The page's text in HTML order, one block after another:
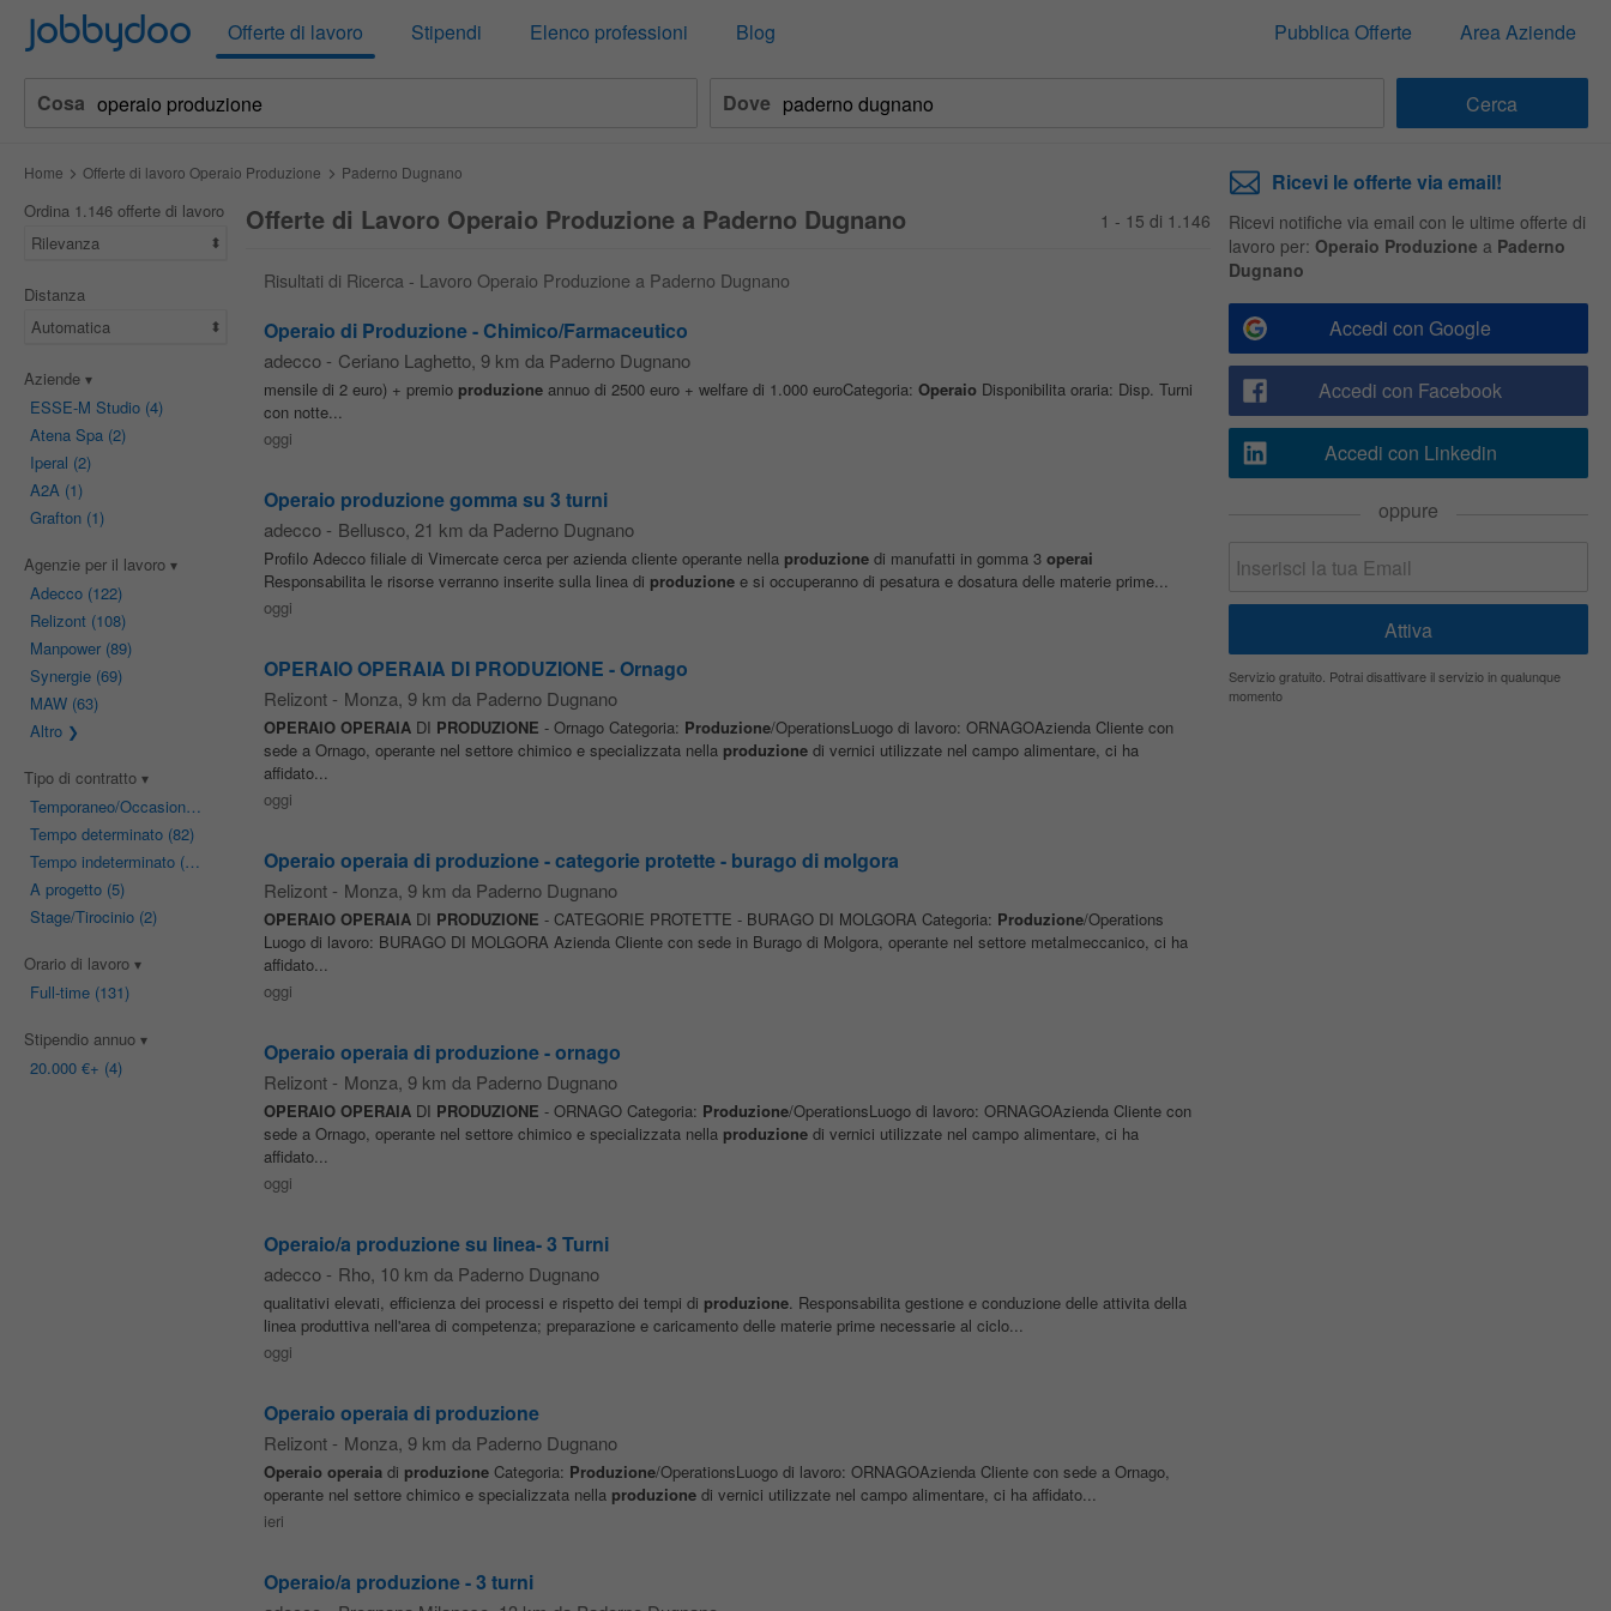
Jobbydoo Offerte di lavoro Stipendi Elenco professioni Blog Pubblica Offerte Area Aziende
Cosa Dove
Home Offerte di lavoro Operaio Produzione Paderno Dugnano
Ordina 1.146 offerte di lavoro
Rilevanza
Distanza
Automatica
Aziende
ESSE-M Studio(4)
Atena Spa(2)
Iperal (2)
A2A(1)
Grafton(1)
Agenzie per il lavoro
Adecco(122)
Relizont(108)
Manpower(89)
Synergie(69)
MAW(63)
Altro
Tipo di contratto
Temporaneo/Occasionale
Tempo determinato(82)
Tempo indeterminato(16)
A progetto(5)
Stage/Tirocinio(2)
Orario di lavoro
Full-time(131)
Stipendio annuo
20.000 €+ (4)
Offerte di Lavoro Operaio Produzione a Paderno Dugnano 1 - 15 di 1.146
Risultati di Ricerca - Lavoro Operaio Produzione a Paderno Dugnano
Operaio di Produzione - Chimico/Farmaceutico
adecco - Ceriano Laghetto, 9 km da Paderno Dugnano
mensile di 2 euro) + premio produzioneannuo di 2500 euro + welfare di 1.000 euroCategoria: OperaioDisponibilita oraria: Disp. Turni
con notte...
oggi
Operaio produzione gomma su 3 turni
adecco - Bellusco, 21 km da Paderno Dugnano
Profilo Adecco filiale di Vimercate cerca per azienda cliente operante nella produzionedi manufatti in gomma 3 operai
Responsabilita le risorse verranno inserite sulla linea di produzionee si occuperanno di pesatura e dosatura delle materie prime...
oggi
OPERAIO OPERAIA DI PRODUZIONE - Ornago
Relizont - Monza, 9 km da Paderno Dugnano
OPERAIO OPERAIADI PRODUZIONE - Ornago Categoria: Produzione/OperationsLuogo di lavoro: ORNAGOAzienda Cliente con
sede a Ornago, operante nel settore chimico e specializzata nella produzionedi vernici utilizzate nel campo alimentare, ci ha
affidato...
oggi
Operaio operaia di produzione - categorie protette - burago di molgora
Relizont - Monza, 9 km da Paderno Dugnano
OPERAIO OPERAIADI PRODUZIONE - CATEGORIE PROTETTE - BURAGO DI MOLGORA Categoria: Produzione/Operations
Luogo di lavoro: BURAGO DI MOLGORA Azienda Cliente con sede in Burago di Molgora, operante nel settore metalmeccanico, ci ha
affidato...
oggi
Operaio operaia di produzione - ornago
Relizont - Monza, 9 km da Paderno Dugnano
OPERAIO OPERAIADI PRODUZIONE - ORNAGO Categoria: Produzione/OperationsLuogo di lavoro: ORNAGOAzienda Cliente con
sede a Ornago, operante nel settore chimico e specializzata nella produzionedi vernici utilizzate nel campo alimentare, ci ha
affidato...
oggi
Operaio/a produzione su linea- 3 Turni
adecco - Rho, 10 km da Paderno Dugnano
qualitativi elevati, efficienza dei processi e rispetto dei tempi di produzione. Responsabilita gestione e conduzione delle attivita della
linea produttiva nell'area di competenza; preparazione e caricamento delle materie prime necessarie al ciclo...
oggi
Operaio operaia di produzione
Relizont - Monza, 9 km da Paderno Dugnano
Operaio operaiadi produzioneCategoria: Produzione/OperationsLuogo di lavoro: ORNAGOAzienda Cliente con sede a Ornago,
operante nel settore chimico e specializzata nella produzionedi vernici utilizzate nel campo alimentare, ci ha affidato...
ieri
Operaio/a produzione - 3 turni
Ricevi le offerte via email!
Ricevi notifiche via email con le ultime offerte di
lavoro per: Operaio Produzione a Paderno
Dugnano
Accedi con Google
Accedi con Facebook
Accedi con Linkedin
oppure
Servizio gratuito. Potrai disattivare il servizio in qualunque
momento